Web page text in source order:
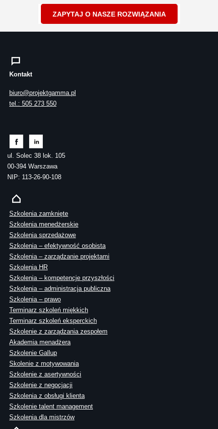
ZAPYTAJ O NASZE ROZWIĄZANIA
Kontakt
biuro@projektgamma.pl
tel.: 505 273 550
ul. Solec 38 lok. 105
00-394 Warszawa
NIP: 113-26-90-108
Szkolenia zamknięte
Szkolenia menedżerskie
Szkolenia sprzedażowe
Szkolenia – efektywność osobista
Szkolenia – zarządzanie projektami
Szkolenia HR
Szkolenia – kompetencje przyszłości
Szkolenia – administracja publiczna
Szkolenia – prawo
Terminarz szkoleń miękkich
Terminarz szkoleń eksperckich
Szkolenie z zarządzania zespołem
Akademia menadżera
Szkolenie Gallup
Skolenie z motywowania
Szkolenie z asertywności
Szkolenie z negocjacji
Szkolenia z obsługi klienta
Szkolenie talent management
Szkolenia dla mistrzów